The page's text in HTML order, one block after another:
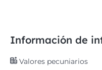
Información de
Valores pecuniarios